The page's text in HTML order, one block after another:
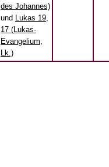
des Johannes)
und Lukas 19,
17 (Lukas-
Evangelium,
Lk.)